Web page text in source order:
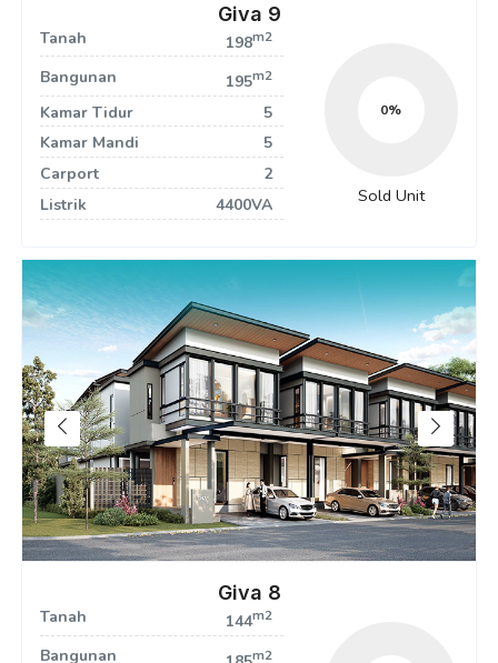
Giva 9
Tanah 198m2
Bangunan 195m2
Kamar Tidur
5
Kamar Mandi
5
Carport
2
Listrik
4400VA
0
Sold Unit
Giva 8
Tanah 144m2
Bangunan m2